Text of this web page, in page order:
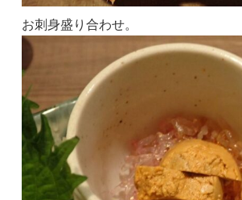
お刺身盛り合わせ。